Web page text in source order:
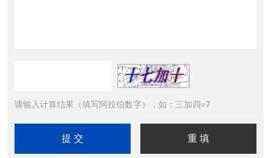
请输入计算结果（填写阿拉伯数字），如：三加四=7